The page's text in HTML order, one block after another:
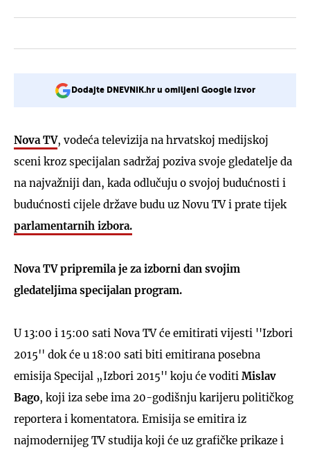
Dodajte DNEVNIK.hr u omiljeni Google izvor
Nova TV, vodeća televizija na hrvatskoj medijskoj
sceni kroz specijalan sadržaj poziva svoje gledatelje da
na najvažniji dan, kada odlučuju o svojoj budućnosti i
budućnosti cijele države budu uz Novu TV i prate tijek
parlamentarnih izbora.
Nova TV pripremila je za izborni dan svojim
gledateljima specijalan program.
U 13:00 i 15:00 sati Nova TV će emitirati vijesti ''Izbori
2015'' dok će u 18:00 sati biti emitirana posebna
emisija Specijal „Izbori 2015'' koju će voditi Mislav
Bago, koji iza sebe ima 20-godišnju karijeru političkog
reportera i komentatora. Emisija se emitira iz
najmodernijeg TV studija koji će uz grafičke prikaze i